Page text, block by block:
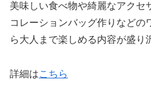
美味しい食べ物や綺麗なアクセ
コレーションバッグ作りなどの
ら大人まで楽しめる内容が盛り
詳細はこちら